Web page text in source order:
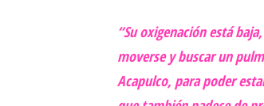
“Su oxigenación está
moverse y buscar un
Acapulco, para poder